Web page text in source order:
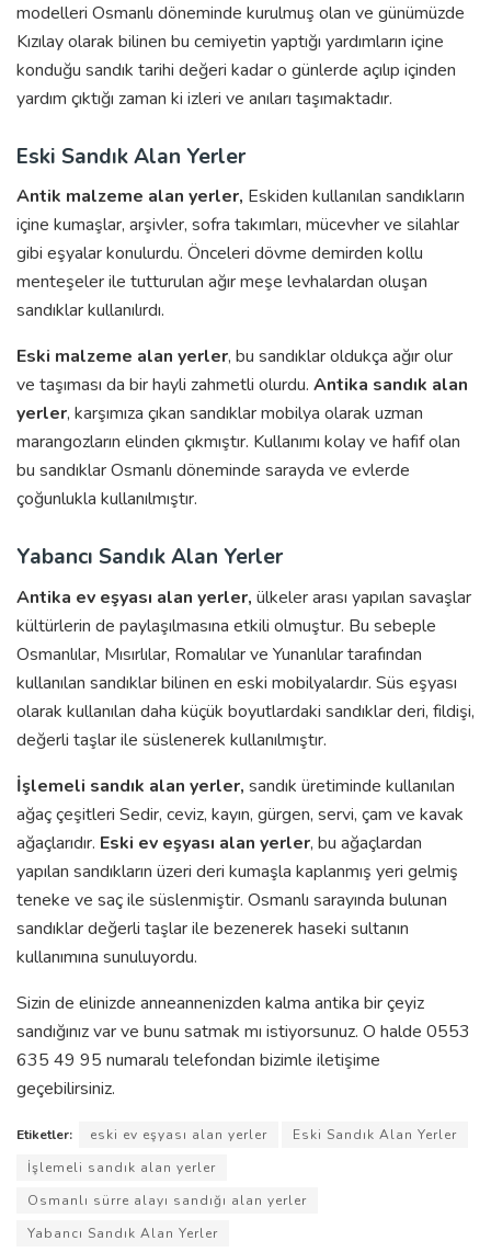
modelleri Osmanlı döneminde kurulmuş olan ve günümüzde
Kızılay olarak bilinen bu cemiyetin yaptığı yardımların içine
konduğu sandık tarihi değeri kadar o günlerde açılıp içinden
yardım çıktığı zaman ki izleri ve anıları taşımaktadır.
Eski Sandık Alan Yerler
Antik malzeme alan yerler, Eskiden kullanılan sandıkların
içine kumaşlar, arşivler, sofra takımları, mücevher ve silahlar
gibi eşyalar konulurdu. Önceleri dövme demirden kollu
menteşeler ile tutturulan ağır meşe levhalardan oluşan
sandıklar kullanılırdı.
Eski malzeme alan yerler, bu sandıklar oldukça ağır olur
ve taşıması da bir hayli zahmetli olurdu. Antika sandık alan
yerler, karşımıza çıkan sandıklar mobilya olarak uzman
marangozların elinden çıkmıştır. Kullanımı kolay ve hafif olan
bu sandıklar Osmanlı döneminde sarayda ve evlerde
çoğunlukla kullanılmıştır.
Yabancı Sandık Alan Yerler
Antika ev eşyası alan yerler, ülkeler arası yapılan savaşlar
kültürlerin de paylaşılmasına etkili olmuştur. Bu sebeple
Osmanlılar, Mısırlılar, Romalılar ve Yunanlılar tarafından
kullanılan sandıklar bilinen en eski mobilyalardır. Süs eşyası
olarak kullanılan daha küçük boyutlardaki sandıklar deri, fildişi,
değerli taşlar ile süslenerek kullanılmıştır.
İşlemeli sandık alan yerler, sandık üretiminde kullanılan
ağaç çeşitleri Sedir, ceviz, kayın, gürgen, servi, çam ve kavak
ağaçlarıdır. Eski ev eşyası alan yerler, bu ağaçlardan
yapılan sandıkların üzeri deri kumaşla kaplanmış yeri gelmiş
teneke ve saç ile süslenmiştir. Osmanlı sarayında bulunan
sandıklar değerli taşlar ile bezenerek haseki sultanın
kullanımına sunuluyordu.
Sizin de elinizde anneannenizden kalma antika bir çeyiz
sandığınız var ve bunu satmak mı istiyorsunuz. O halde 0553
635 49 95 numaralı telefondan bizimle iletişime
geçebilirsiniz.
Etiketler: eski ev eşyası alan yerler
Eski Sandık Alan Yerler
İşlemeli sandık alan yerler
Osmanlı sürre alayı sandığı alan yerler
Yabancı Sandık Alan Yerler